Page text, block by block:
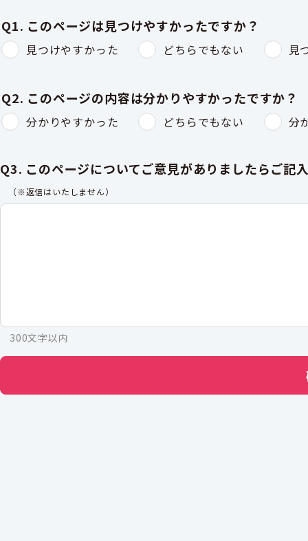
Q1. このページは見つけやすかったですか？
見つけやすかった どちらでもない 見
Q2. このページの内容は分かりやすかったですか？
分かりやすかった どちらでもない 分
Q3. このページについてご意見がありましたらご記
（※返信はいたしません）
300文字以内